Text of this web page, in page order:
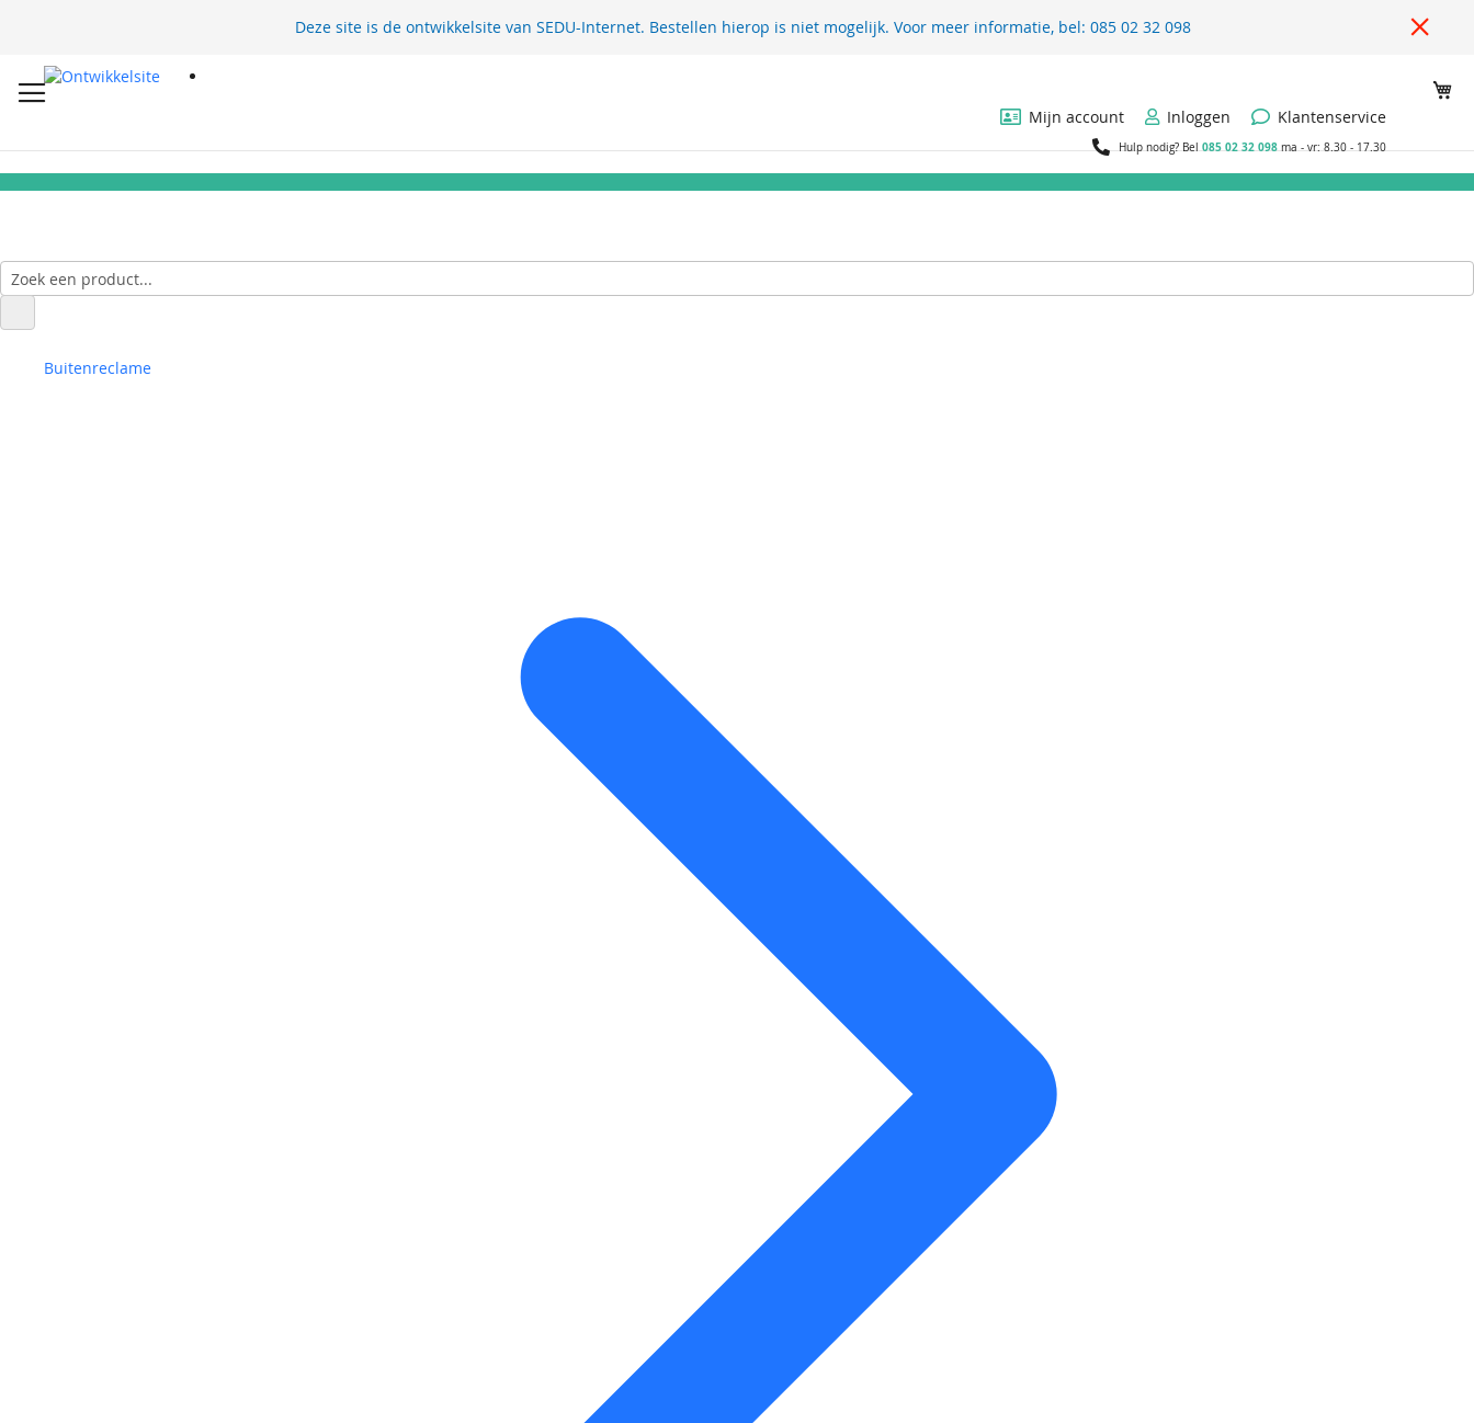
Deze site is de ontwikkelsite van SEDU-Internet. Bestellen hierop is niet mogelijk. Voor meer informatie, bel: 085 02 32 098
Mijn account
Inloggen Klantenservice
Hulp nodig? Bel085 02 32 098ma - vr: 8.30 - 17.30
Buitenreclame